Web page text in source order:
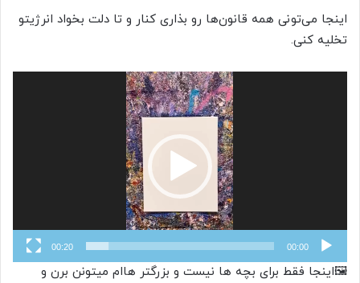
اینجا می‌تونی همه قانون‌ها رو بذاری کنار و تا دلت بخواد انرژیتو
تخلیه کنی.
00:00
00:20
🖼اینجا فقط برای بچه ها نیست و بزرگتر هاام میتونن برن و